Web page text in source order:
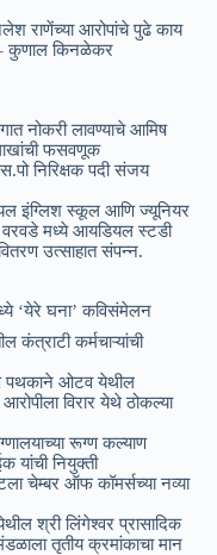
राणेंच्या आरोपांचे पुढे काय
कुणाल किनळेकर
नोकरी लावण्याचे आमिष
फसवणूक
निरिक्षक पदी संजय
इंग्लिश स्कूल आणि ज्यूनियर
मध्ये आयडियल स्टडी
उत्साहात संपन्न.
‘येरे घना’ कविसंमेलन
कंत्राटी कर्मचाऱ्यांची
पथकाने ओटव येथील
विरार येथे ठोकल्या
रूग्ण कल्याण
यांची नियुक्ती
चेम्बर ऑफ कॉमर्सच्या नव्या
श्री लिंगेश्वर प्रासादिक
तृतीय क्रमांकाचा मान